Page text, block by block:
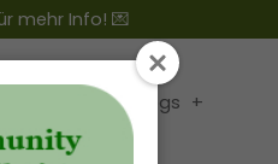
mehr Info! 💌
Blogs +